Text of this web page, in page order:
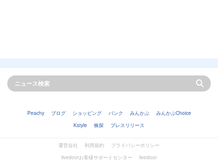
Peachy ブログ ショッピング バンク みんかぶ
みんかぶChoice
Kstyle
株探 プレスリリース
運営会社 利用規約
プライバシーポリシー
livedoorお客様サポートセンター
livedoor